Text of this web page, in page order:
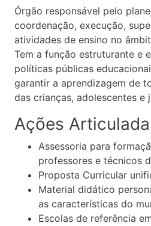
Órgão responsável pelo
coordenação, execução,
atividades de ensino no
Tem a função estruturante e
políticas públicas
garantir a aprendizagem de
das crianças, adolescentes e
Ações
Assessoria para
professores e técnicos
Proposta Curricular
Material didático
as características do
Escolas de referência